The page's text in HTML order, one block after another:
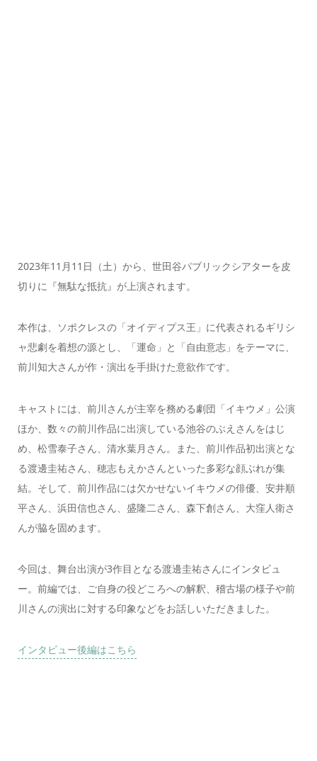
2023年11月11日（土）から、世田谷パブリックシアターを皮
切りに『無駄な抵抗』が上演されます。
本作は、ソポクレスの「オイディプス王」に代表されるギリシ
ャ悲劇を着想の源とし、「運命」と「自由意志」をテーマに、
前川知大さんが作・演出を手掛けた意欲作です。
キャストには、前川さんが主宰を務める劇団「イキウメ」公演
ほか、数々の前川作品に出演している池谷のぶえさんをはじ
め、松雪泰子さん、清水葉月さん。また、前川作品初出演とな
る渡邊圭祐さん、穂志もえかさんといった多彩な顔ぶれが集
結。そして、前川作品には欠かせないイキウメの俳優、安井順
平さん、浜田信也さん、盛隆二さん、森下創さん、大窪人衛さ
んが脇を固めます。
今回は、舞台出演が3作目となる渡邊圭祐さんにインタビュ
ー。前編では、ご自身の役どころへの解釈、稽古場の様子や前
川さんの演出に対する印象などをお話しいただきました。
インタビュー後編はこちら